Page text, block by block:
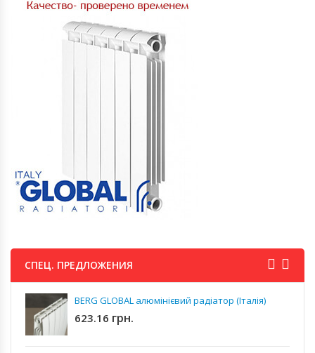
СПЕЦ. ПРЕДЛОЖЕНИЯ
BERG GLOBAL алюмінієвий радіатор (Італія)
623.16 грн.